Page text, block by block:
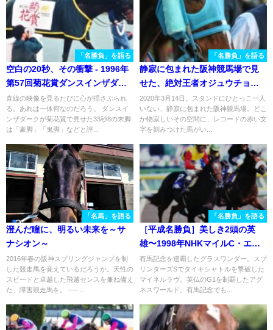
「名勝負」を語る
空白の20秒、その衝撃 - 1996年
第57回菊花賞ダンスインザダー
ク
直線の映像を見るたびに心が揺さぶられ
る。あれは一体何なのだろう。 ダンスイ
ンザダークが菊花賞で見せた33秒8の末脚
は「豪脚」「鬼脚」などと評...
「名勝負」を語る
静寂に包まれた阪神競馬場で見
せた、絶対王者オジュウチョウ
サン衝撃の走り。 - 2020年・阪
神スプリングジャンプ
2020年3月14日。スタンドにひとっこ一人
いない、静寂に包まれた阪神競馬場。どこ
か物寂しいその空間に、レコードの赤い文
字を刻みつけた馬がい...
「名馬」を語る
澄んだ瞳に、明るい未来を～サ
ナシオン～
2016年春の阪神スプリングジャンプを制
した競走馬を覚えているだろうか。天性の
スピードと卓越した飛越センスを兼ね備え
た、障害競走馬を。 ──...
「名勝負」を語る
［平成名勝負］美しき2頭の英
雄〜1998年NHKマイルC・エル
コンドルパサー〜
有馬記念を連覇したグラスワンダー。スプ
リンターズSでタイキシャトルを撃破した
マイネルラヴ。英仏のG1を制覇したアグ
ネスワールド。有馬記念でも...